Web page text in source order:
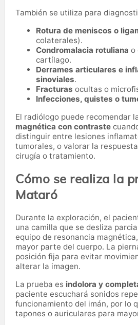
También se utiliza para
Rotura de meniscos o
colaterales).
Condromalacia rotuliana o
cartílago.
Derrames articulares e
sinoviales.
Fracturas ocultas o
Infecciones, quistes o
El radiólogo puede recomendar
magnética con contraste
distinguir entre lesiones
tumorales, o valorar la
cirugía o tratamiento.
Cómo se realiza la
Mataró
Durante la exploración, el
una camilla que se desliza
equipo de resonancia
mayor parte del cuerpo. La
posición fija para evitar
alterar la imagen.
La prueba es indolora y
paciente escuchará sonidos
funcionamiento del imán, por lo
tapones o auriculares para